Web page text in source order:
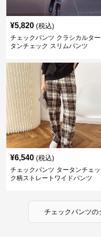
¥5,820 (税込)
チェックパンツ クラシカルター
タンチェック スリムパンツ
¥6,540 (税込)
チェックパンツ タータンチェッ
ク柄ストレートワイドパンツ
チェックパンツの